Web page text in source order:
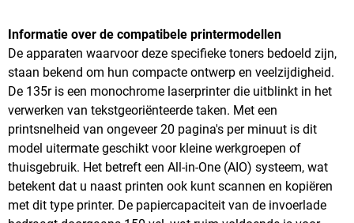
Informatie over de compatibele printermodellen
De apparaten waarvoor deze specifieke toners bedoeld zijn,
staan bekend om hun compacte ontwerp en veelzijdigheid.
De 135r is een monochrome laserprinter die uitblinkt in het
verwerken van tekstgeoriënteerde taken. Met een
printsnelheid van ongeveer 20 pagina's per minuut is dit
model uitermate geschikt voor kleine werkgroepen of
thuisgebruik. Het betreft een All-in-One (AIO) systeem, wat
betekent dat u naast printen ook kunt scannen en kopiëren
met dit type printer. De papiercapaciteit van de invoerlade